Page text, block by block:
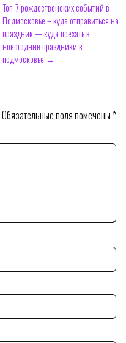
Топ-7 рождественских событий в
Подмосковье – куда отправиться на
праздник — куда поехать в
новогодние праздники в
подмосковье →
Обязательные поля помечены*